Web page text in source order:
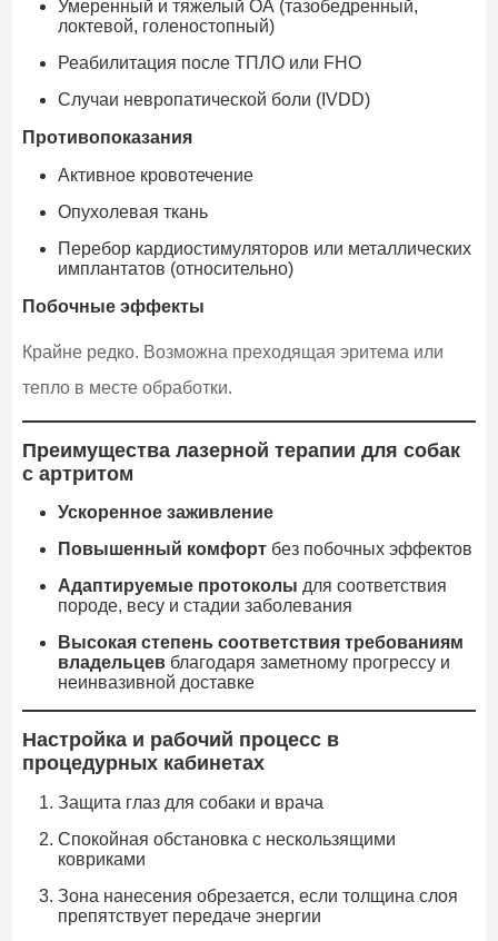
Умеренный и тяжелый ОА (тазобедренный,
локтевой, голеностопный)
Реабилитация после ТПЛО или FHO
Случаи невропатической боли (IVDD)
Противопоказания
Активное кровотечение
Опухолевая ткань
Перебор кардиостимуляторов или металлических
имплантатов (относительно)
Побочные эффекты
Крайне редко. Возможна преходящая эритема или
тепло в месте обработки.
Преимущества лазерной терапии для собак
с артритом
Ускоренное заживление
Повышенный комфортбез побочных эффектов
Адаптируемые протоколы для соответствия
породе, весу и стадии заболевания
Высокая степень соответствия требованиям
владельцевблагодаря заметному прогрессу и
неинвазивной доставке
Настройка и рабочий процесс в
процедурных кабинетах
Защита глаз для собаки и врача
Спокойная обстановка с нескользящими
ковриками
Зона нанесения обрезается, если толщина слоя
препятствует передаче энергии